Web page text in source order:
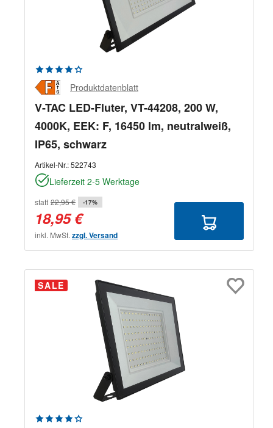
Durchschnittliche Bewertung von 4.33 von 5 Sternen
Produktdatenblatt
V-TAC LED-Fluter, VT-44208, 200 W,
4000K, EEK: F, 16450 lm, neutralweiß,
IP65, schwarz
Artikel-Nr.:522743
Lieferzeit 2-5 Werktage
statt 22,95 € -17%
18,95 €
inkl. MwSt. zzgl. Versand
SALE
Durchschnittliche Bewertung von 4.33 von 5 Sternen